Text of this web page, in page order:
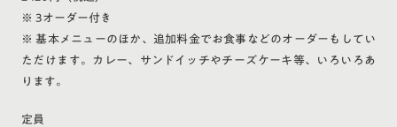
※ 3オーダー付き
※ 基本メニューのほか、追加料金でお食事などのオーダーもしてい
ただけます。カレー、サンドイッチやチーズケーキ等、いろいろあ
ります。
定員